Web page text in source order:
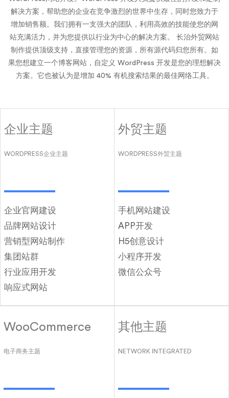
解决方案，帮助您的企业在竞争激烈的世界中生存，同时您致力于
增加销售额。我们拥有一支强大的团队，利用高效的技能使您的网
站充满活力，并为您提供以行业为中心的解决方案。 长治外贸网站
制作提供顶级支持，直接管理您的资源，所有源代码归您所有。如
果您想建立一个博客网站，自定义 WordPress 开发是您的理想解决
方案。它也被认为是增加 40% 有机搜索结果的最佳网络工具。
企业主题
WORDPRESS企业主题
企业官网建设
品牌网站设计
营销型网站制作
集团站群
行业应用开发
响应式网站
外贸主题
WORDPRESS外贸主题
手机网站建设
APP开发
H5创意设计
小程序开发
微信公众号
WooCommerce
电子商务主题
其他主题
NETWORK INTEGRATED